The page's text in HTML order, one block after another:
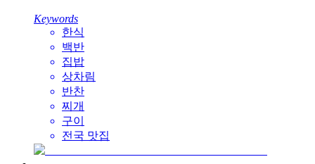
Keywords
한식
백반
집밥
상차림
반찬
찌개
구이
전국 맛집